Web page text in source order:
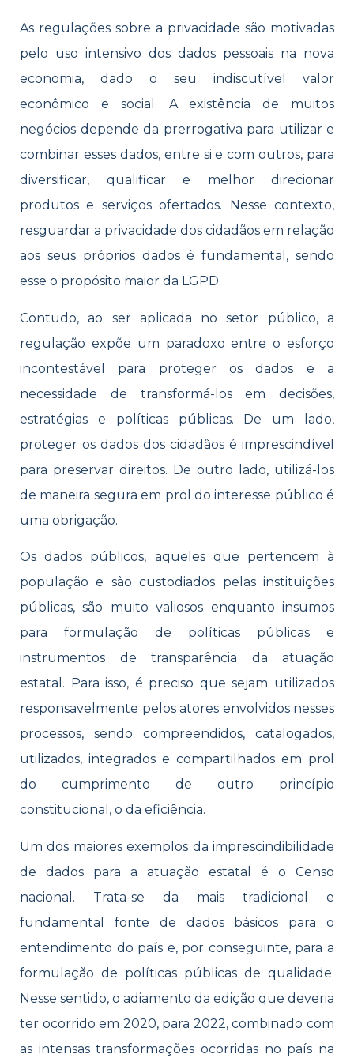
As regulações sobre a privacidade são motivadas
pelo uso intensivo dos dados pessoais na nova
economia, dado o seu indiscutível valor
econômico e social. A existência de muitos
negócios depende da prerrogativa para utilizar e
combinar esses dados, entre si e com outros, para
diversificar, qualificar e melhor direcionar
produtos e serviços ofertados. Nesse contexto,
resguardar a privacidade dos cidadãos em relação
aos seus próprios dados é fundamental, sendo
esse o propósito maior da LGPD.
Contudo, ao ser aplicada no setor público, a
regulação expõe um paradoxo entre o esforço
incontestável para proteger os dados e a
necessidade de transformá-los em decisões,
estratégias e políticas públicas. De um lado,
proteger os dados dos cidadãos é imprescindível
para preservar direitos. De outro lado, utilizá-los
de maneira segura em prol do interesse público é
uma obrigação.
Os dados públicos, aqueles que pertencem à
população e são custodiados pelas instituições
públicas, são muito valiosos enquanto insumos
para formulação de políticas públicas e
instrumentos de transparência da atuação
estatal. Para isso, é preciso que sejam utilizados
responsavelmente pelos atores envolvidos nesses
processos, sendo compreendidos, catalogados,
utilizados, integrados e compartilhados em prol
do cumprimento de outro princípio
constitucional, o da eficiência.
Um dos maiores exemplos da imprescindibilidade
de dados para a atuação estatal é o Censo
nacional. Trata-se da mais tradicional e
fundamental fonte de dados básicos para o
entendimento do país e, por conseguinte, para a
formulação de políticas públicas de qualidade.
Nesse sentido, o adiamento da edição que deveria
ter ocorrido em 2020, para 2022, combinado com
as intensas transformações ocorridas no país na